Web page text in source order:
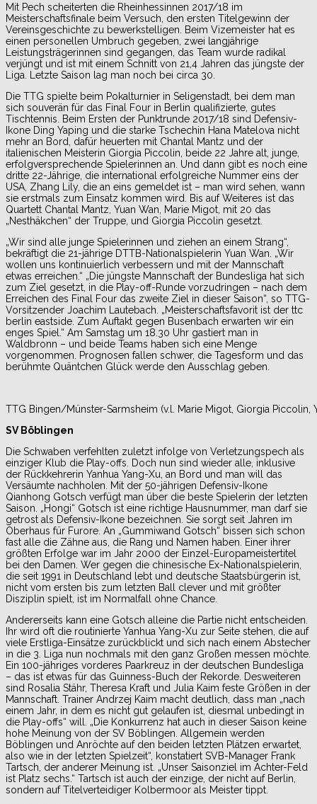
Mit Pech scheiterten die Rheinhessinnen 2017/18 im
Meisterschaftsfinale beim Versuch, den ersten Titelgewinn der
Vereinsgeschichte zu bewerkstelligen. Beim Vizemeister hat es
einen personellen Umbruch gegeben, zwei langjährige
Leistungsträgerinnen sind gegangen, das Team wurde radikal
verjüngt und ist mit einem Schnitt von 21,4 Jahren das jüngste der
Liga. Letzte Saison lag man noch bei circa 30.
Die TTG spielte beim Pokalturnier in Seligenstadt, bei dem man
sich souverän für das Final Four in Berlin qualifizierte, gutes
Tischtennis. Beim Ersten der Punktrunde 2017/18 sind Defensiv-
Ikone Ding Yaping und die starke Tschechin Hana Matelova nicht
mehr an Bord, dafür heuerten mit Chantal Mantz und der
italienischen Meisterin Giorgia Piccolin, beide 22 Jahre alt, junge,
erfolgversprechende Spielerinnen an. Und dann gibt es noch eine
dritte 22-Jährige, die international erfolgreiche Nummer eins der
USA, Zhang Lily, die an eins gemeldet ist – man wird sehen, wann
sie erstmals zum Einsatz kommen wird. Bis auf Weiteres ist das
Quartett Chantal Mantz, Yuan Wan, Marie Migot, mit 20 das
„Nesthäkchen“ der Truppe, und Giorgia Piccolin gesetzt.
„Wir sind alle junge Spielerinnen und ziehen an einem Strang“,
bekräftigt die 21-jährige DTTB-Nationalspielerin Yuan Wan. „Wir
wollen uns kontinuierlich verbessern und mit der Mannschaft
etwas erreichen.“ „Die jüngste Mannschaft der Bundesliga hat sich
zum Ziel gesetzt, in die Play-off-Runde vorzudringen – nach dem
Erreichen des Final Four das zweite Ziel in dieser Saison“, so TTG-
Vorsitzender Joachim Lautebach. „Meisterschaftsfavorit ist der ttc
berlin eastside. Zum Auftakt gegen Busenbach erwarten wir ein
enges Spiel.“ Am Samstag um 18.30 Uhr gastiert man in
Waldbronn – und beide Teams haben sich eine Menge
vorgenommen. Prognosen fallen schwer, die Tagesform und das
berühmte Quäntchen Glück werde den Ausschlag geben.
TTG Bingen/Münster-Sarmsheim (v.l. Marie Migot, Giorgia Piccolin,
SV Böblingen
Die Schwaben verfehlten zuletzt infolge von Verletzungspech als
einziger Klub die Play-offs. Doch nun sind wieder alle, inklusive
der Rückkehrerin Yanhua Yang-Xu, an Bord und man will das
Versäumte nachholen. Mit der 50-jährigen Defensiv-Ikone
Qianhong Gotsch verfügt man über die beste Spielerin der letzten
Saison. „Hongi“ Gotsch ist eine richtige Hausnummer, man darf sie
getrost als Defensiv-Ikone bezeichnen. Sie sorgt seit Jahren im
Oberhaus für Furore. An „Gummiwand Gotsch“ bissen sich schon
fast alle die Zähne aus, die Rang und Namen haben. Einer ihrer
größten Erfolge war im Jahr 2000 der Einzel-Europameistertitel
bei den Damen. Wer gegen die chinesische Ex-Nationalspielerin,
die seit 1991 in Deutschland lebt und deutsche Staatsbürgerin ist,
nicht vom ersten bis zum letzten Ball clever und mit größter
Disziplin spielt, ist im Normalfall ohne Chance.
Andererseits kann eine Gotsch alleine die Partie nicht entscheiden.
Ihr wird oft die routinierte Yanhua Yang-Xu zur Seite stehen, die auf
viele Erstliga-Einsätze zurückblickt und sich nach einem Abstecher
in die 3. Liga nun nochmals mit den ganz Großen messen möchte.
Ein 100-jähriges vorderes Paarkreuz in der deutschen Bundesliga
– das ist etwas für das Guinness-Buch der Rekorde. Desweiteren
sind Rosalia Stähr, Theresa Kraft und Julia Kaim feste Größen in der
Mannschaft. Trainer Andrzej Kaim macht deutlich, dass man „nach
einem Jahr, in dem es nicht gut gelaufen ist, diesmal unbedingt in
die Play-offs“ will. „Die Konkurrenz hat auch in dieser Saison keine
hohe Meinung von der SV Böblingen. Allgemein werden
Böblingen und Anröchte auf den beiden letzten Plätzen erwartet,
also wie in der letzten Spielzeit“, konstatiert SVB-Manager Frank
Tartsch, der anderer Meinung ist. „Unser Saisonziel im Achter-Feld
ist Platz sechs.“ Tartsch ist auch der einzige, der nicht auf Berlin,
sondern auf Titelverteidiger Kolbermoor als Meister tippt.